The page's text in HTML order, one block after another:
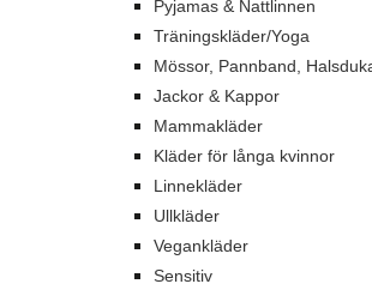
Pyjamas & Nattlinnen
Träningskläder/Yoga
Mössor, Pannband,
Jackor & Kappor
Mammakläder
Kläder för långa kvinnor
Linnekläder
Ullkläder
Vegankläder
Sensitiv